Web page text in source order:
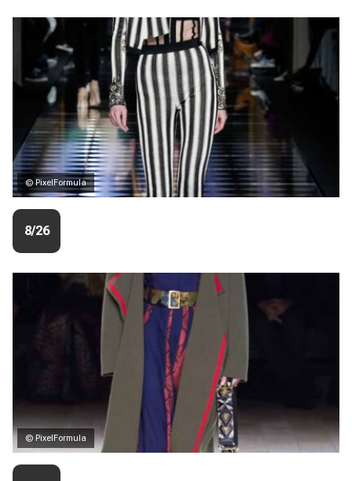
© PixelFormula
8/26
© PixelFormula